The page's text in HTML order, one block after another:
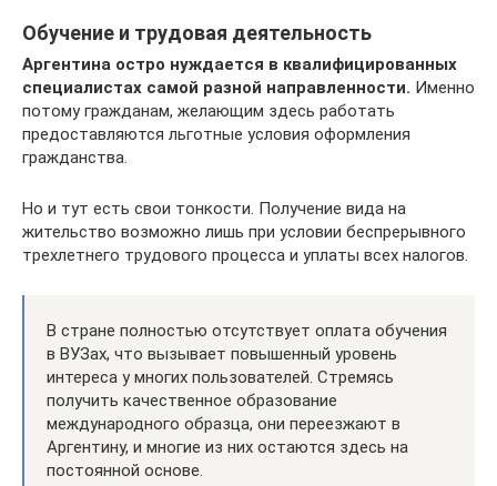
Обучение и трудовая деятельность
Аргентина остро нуждается в квалифицированных
специалистах самой разной направленности. Именно
потому гражданам, желающим здесь работать
предоставляются льготные условия оформления
гражданства.
Но и тут есть свои тонкости. Получение вида на
жительство возможно лишь при условии беспрерывного
трехлетнего трудового процесса и уплаты всех налогов.
В стране полностью отсутствует оплата обучения
в ВУЗах, что вызывает повышенный уровень
интереса у многих пользователей. Стремясь
получить качественное образование
международного образца, они переезжают в
Аргентину, и многие из них остаются здесь на
постоянной основе.